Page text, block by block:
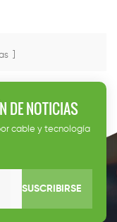
]
DE NOTICIAS
cable y tecnología
SUSCRIBIRSE